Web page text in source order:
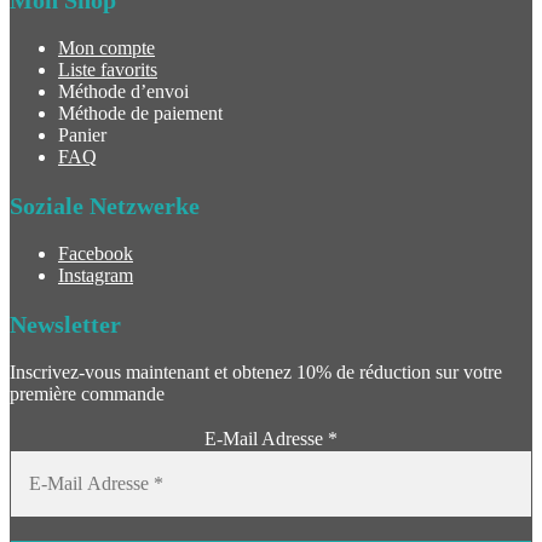
Mon compte
Liste favorits
Méthode d’envoi
Méthode de paiement
Panier
FAQ
Soziale Netzwerke
Facebook
Instagram
Newsletter
Inscrivez-vous maintenant et obtenez 10% de réduction sur votre
première commande
E-Mail Adresse *